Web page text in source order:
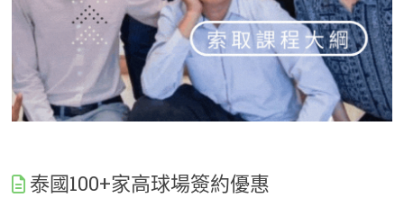
泰國100+家高球場簽約優惠